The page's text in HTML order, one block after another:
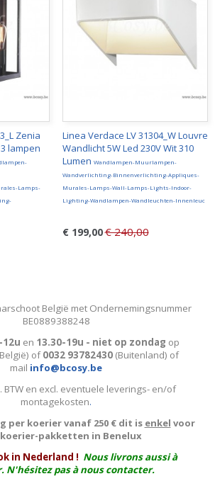
Zenia
lampen
Lamps-
Linea Verdace LV 31304_W Louvre
Wandlicht 5W Led 230V Wit 310
Lumen Wandlampen-Muurlampen-
Wandverlichting-Binnenverlichting-Appliques-
Murales-Lamps-Wall-Lamps-Lights-Indoor-
Lighting-Wandlampen-Wandleuchten-Innenleuc
€ 199,00€ 240,00
België met Ondernemingsnummer
BE0889388248
en 13.30-19u - niet op zondag op
of0032 93782430 (Buitenland) of
mail info@bcosy.be
BTW en excl. eventuele leverings- en/of
montagekosten.
per koerier vanaf 250 € dit is enkel voor
pakketten in Benelux
in Nederland ! Nous livrons aussi à
. N'hésitez pas à nous contacter.